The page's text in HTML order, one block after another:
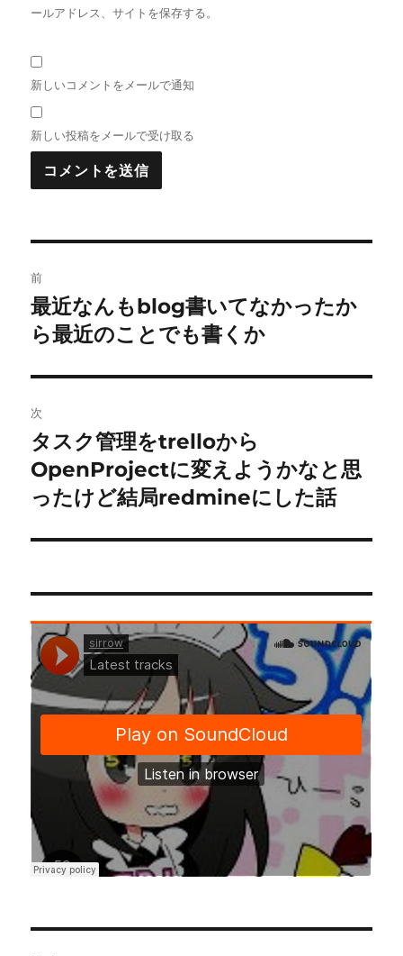
ールアドレス、サイトを保存する。
新しいコメントをメールで通知
新しい投稿をメールで受け取る
稿
ナ
ビ
ゲ
ー
シ
前
前
の
稿:
最近なんもblog書いてなかったか
ら最近のことでも書くか
次
次
の
投
タスク管理をtrelloから
OpenProjectに変えようかなと思
ったけど結局redmineにした話